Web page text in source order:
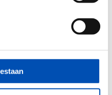
Department, Catalan